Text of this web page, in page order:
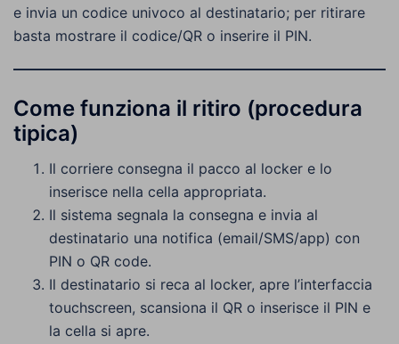
e invia un codice univoco al destinatario; per ritirare
basta mostrare il codice/QR o inserire il PIN.
Come funziona il ritiro (procedura
tipica)
Il corriere consegna il pacco al locker e lo
inserisce nella cella appropriata.
Il sistema segnala la consegna e invia al
destinatario una notifica (email/SMS/app) con
PIN o QR code.
Il destinatario si reca al locker, apre l’interfaccia
touchscreen, scansiona il QR o inserisce il PIN e
la cella si apre.